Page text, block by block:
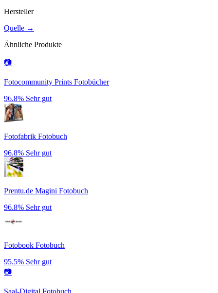
Hersteller
Quelle →
Ähnliche Produkte
📷
Fotocommunity Prints Fotobücher
96.8% Sehr gut
Fotofabrik Fotobuch
96.8% Sehr gut
Prentu.de Magini Fotobuch
96.8% Sehr gut
Fotobook Fotobuch
95.5% Sehr gut
📷